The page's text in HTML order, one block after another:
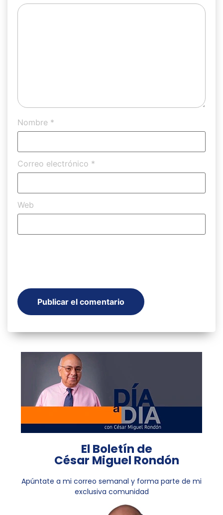
Nombre *
Correo electrónico *
Web
El Boletín de
César Miguel Rondón
Apúntate a mi correo semanal y forma parte de mi
exclusiva comunidad